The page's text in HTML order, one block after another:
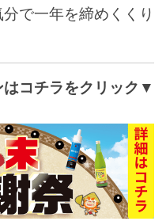
で一年を締めくくり
コチラをクリック▼